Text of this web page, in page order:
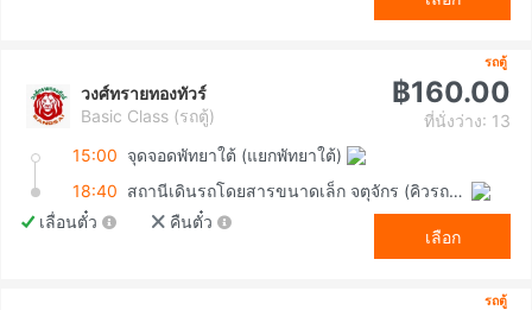
รถตู้
วงศ์ทรายทองทัวร์
Basic Class (รถตู้)
฿160.00
ที่นั่งว่าง: 13
15:00 จุดจอดพัทยาใต้ (แยกพัทยาใต้)
18:40
สถานีเดินรถโดยสารขนาดเล็ก จตุจักร (คิวรถตู้หมอชิต 2)
เลื่อนตั๋ว
คืนตั๋ว
เลือก
รถตู้